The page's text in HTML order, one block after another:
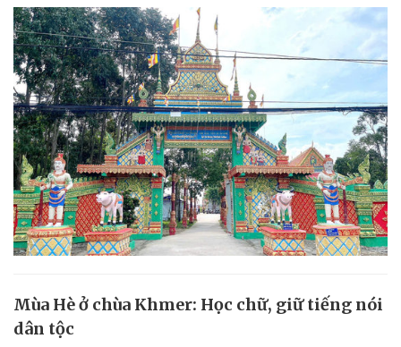
Mùa Hè ở chùa Khmer: Học chữ, giữ tiếng nói
dân tộc